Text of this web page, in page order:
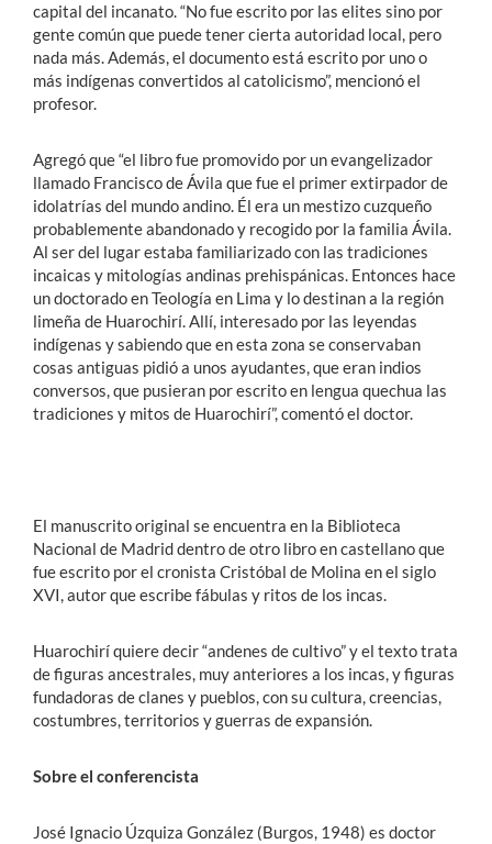
capital del incanato. “No fue escrito por las elites sino por
gente común que puede tener cierta autoridad local, pero
nada más. Además, el documento está escrito por uno o
más indígenas convertidos al catolicismo”, mencionó el
profesor.
Agregó que “el libro fue promovido por un evangelizador
llamado Francisco de Ávila que fue el primer extirpador de
idolatrías del mundo andino. Él era un mestizo cuzqueño
probablemente abandonado y recogido por la familia Ávila.
Al ser del lugar estaba familiarizado con las tradiciones
incaicas y mitologías andinas prehispánicas. Entonces hace
un doctorado en Teología en Lima y lo destinan a la región
limeña de Huarochirí. Allí, interesado por las leyendas
indígenas y sabiendo que en esta zona se conservaban
cosas antiguas pidió a unos ayudantes, que eran indios
conversos, que pusieran por escrito en lengua quechua las
tradiciones y mitos de Huarochirí”, comentó el doctor.
El manuscrito original se encuentra en la Biblioteca
Nacional de Madrid dentro de otro libro en castellano que
fue escrito por el cronista Cristóbal de Molina en el siglo
XVI, autor que escribe fábulas y ritos de los incas.
Huarochirí quiere decir “andenes de cultivo” y el texto trata
de figuras ancestrales, muy anteriores a los incas, y figuras
fundadoras de clanes y pueblos, con su cultura, creencias,
costumbres, territorios y guerras de expansión.
Sobre el conferencista
José Ignacio Úzquiza González (Burgos, 1948) es doctor